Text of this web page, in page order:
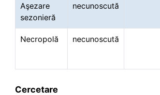
Aşezare
sezonieră
necunoscută
Necropolă necunoscută
Cercetare